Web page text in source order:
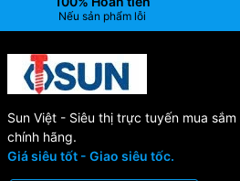
Nếu sản phẩm lỗi
Sun Việt - Siêu thị trực tuyến mua
chính hãng.
Giá siêu tốt - Giao siêu tốc.